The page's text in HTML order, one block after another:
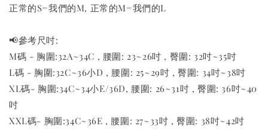
正常的S=我們的M, 正常的M=我們的L
📢參考尺吋:
M碼 - 胸圍:32A~34C , 腰圍: 23~26吋 , 臀圍: 32吋~35吋
L碼 - 胸圍:32C~36小D , 腰圍: 25~29吋 , 臀圍: 34吋~38吋
XL碼- 胸圍:34C~34小E/36D, 腰圍: 26~31吋 , 臀圍: 36吋~40
吋
XXL碼- 胸圍:34C~36E , 腰圍: 27~33吋 , 臀圍: 38吋~42吋